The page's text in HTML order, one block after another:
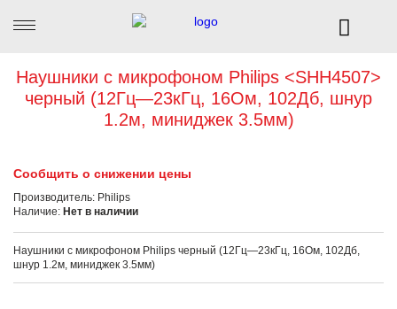
Наушники с микрофоном Philips <SHH4507>
черный (12Гц—23кГц, 16Ом, 102Дб, шнур
1.2м, миниджек 3.5мм)
Сообщить о снижении цены
Производитель: Philips
Наличие: Нет в наличии
Наушники с микрофоном Philips черный (12Гц—23кГц, 16Ом, 102Дб,
шнур 1.2м, миниджек 3.5мм)